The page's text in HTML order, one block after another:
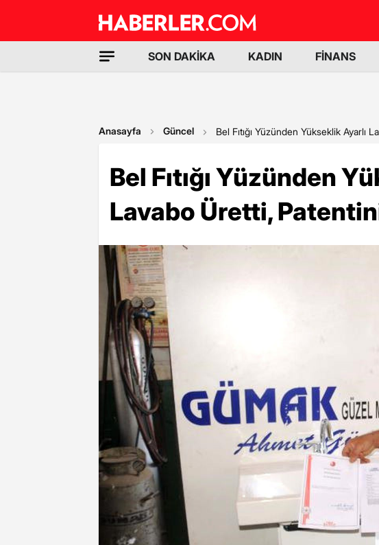
SON DAKİKA KADIN FİNANS
Anasayfa Güncel Bel Fıtığı Yüzünden Yükseklik Ayarlı
Bel Fıtığı Yüzünden
Lavabo Üretti,